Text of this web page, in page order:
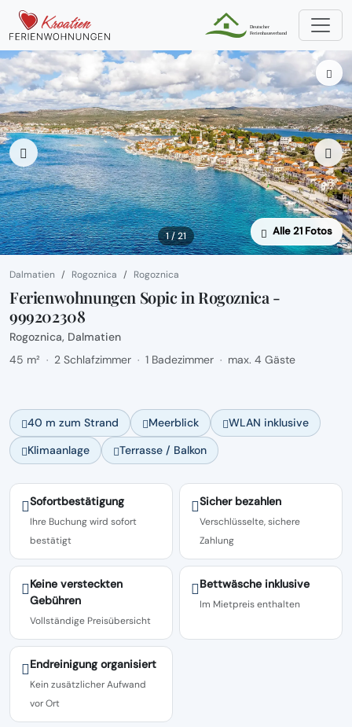
1 / 21 Alle 21 Fotos
Dalmatien Rogoznica Rogoznica
Ferienwohnungen Sopic in Rogoznica -
999202308
Rogoznica, Dalmatien
45 m² · 2 Schlafzimmer · 1 Badezimmer · max. 4 Gäste
40 m zum Strand Meerblick
WLAN inklusive
Klimaanlage
Terrasse / Balkon
Sofortbestätigung
Ihre Buchung wird sofort
bestätigt
Sicher bezahlen
Verschlüsselte, sichere
Zahlung
Keine versteckten
Gebühren
Vollständige Preisübersicht
Bettwäsche inklusive
Im Mietpreis enthalten
Endreinigung organisiert
Kein zusätzlicher Aufwand
vor Ort